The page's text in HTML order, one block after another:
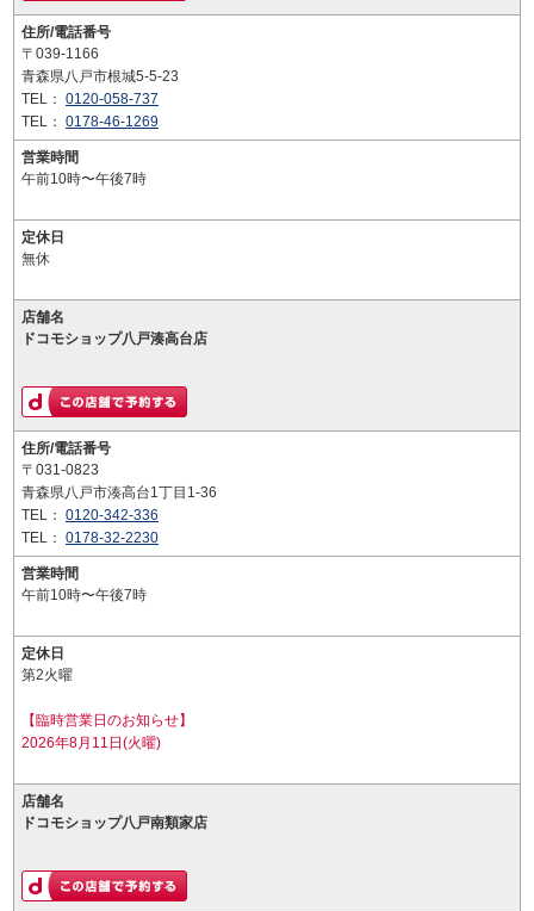
住所/電話番号
〒039-1166
青森県八戸市根城5-5-23
TEL： 0120-058-737
TEL： 0178-46-1269
営業時間
午前10時〜午後7時
定休日
無休
店舗名
ドコモショップ八戸湊高台店
住所/電話番号
〒031-0823
青森県八戸市湊高台1丁目1-36
TEL： 0120-342-336
TEL： 0178-32-2230
営業時間
午前10時〜午後7時
定休日
第2火曜
【臨時営業日のお知らせ】
2026年8月11日(火曜)
店舗名
ドコモショップ八戸南類家店